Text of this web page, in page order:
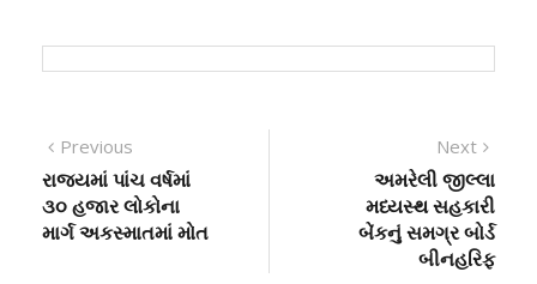
Post
navigation
Previous
post:
રાજ્યમાં પાંચ વર્ષમાં
૩૦ હજાર લોકોના
માર્ગ અકસ્માતમાં મોત
Next
post:
અમરેલી જીલ્લા
મધ્યસ્થ સહકારી
બેંકનું સમગ્ર બોર્ડ
બીનહરિફ